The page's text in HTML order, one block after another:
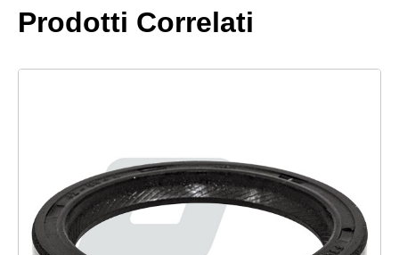
Prodotti Correlati